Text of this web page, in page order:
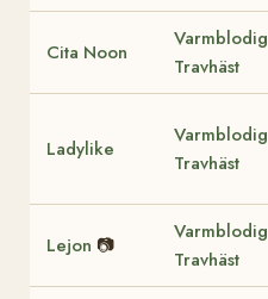
Cita Noon
Varmblodig
Travhäst
Ladylike
Varmblodig
Travhäst
Lejon 📷
Varmblodig
Travhäst